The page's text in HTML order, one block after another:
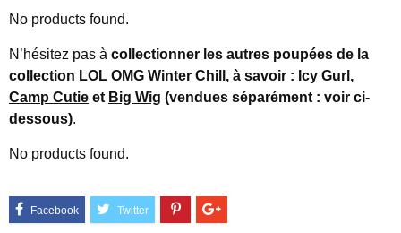
No products found.
N’hésitez pas à collectionner les autres poupées de la
collection LOL OMG Winter Chill, à savoir : Icy Gurl ,
Camp Cutie et Big Wig (vendues séparément : voir ci-
dessous).
No products found.